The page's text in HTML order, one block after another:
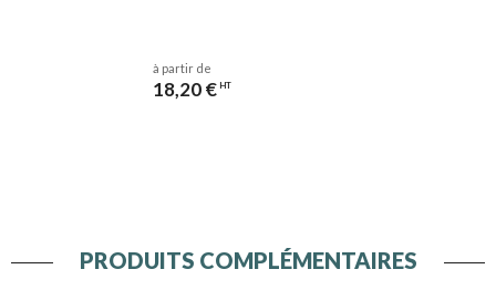
à partir de
18,20 € HT
PRODUITS COMPLÉMENTAIRES